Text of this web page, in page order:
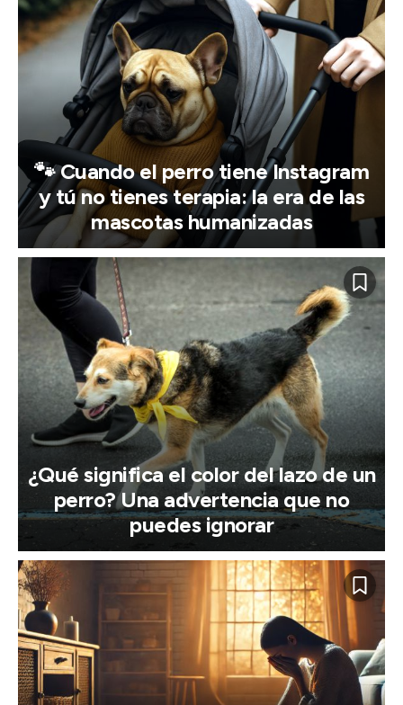
🐾 Cuando el perro tiene Instagram
y tú no tienes terapia: la era de las
mascotas humanizadas
¿Qué significa el color del lazo de un
perro? Una advertencia que no
puedes ignorar